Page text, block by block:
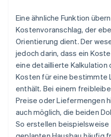
Eine ähnliche Funktion
Kostenvoranschlag, der
Orientierung dient. Der
jedoch darin, dass ein
eine detaillierte Kalkulation
Kosten für eine bestimmte
enthält. Bei einem
Preise oder Liefermengen
auch möglich, die beiden
So erstellen